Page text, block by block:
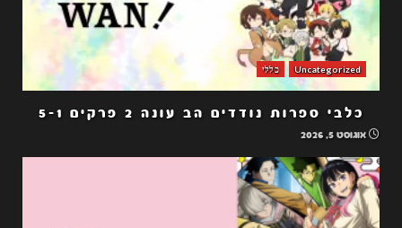
Uncategorized כללי
כלבי ספרות נודדים הב עונה 2 פרקים 5-1
אוגוסט 5, 2026